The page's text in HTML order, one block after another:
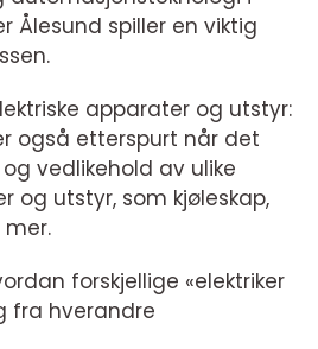
Ålesund spiller en viktig
apparater og utstyr:
også etterspurt når det
vedlikehold av ulike
og utstyr, som kjøleskap,
forskjellige «elektriker
fra hverandre